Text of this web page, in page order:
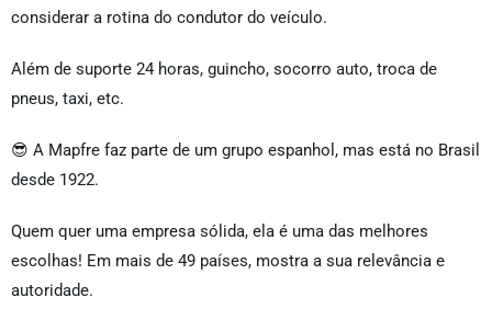
considerar a rotina do condutor do veículo.
Além de suporte 24 horas, guincho, socorro auto, troca de
pneus, taxi, etc.
😎 A Mapfre faz parte de um grupo espanhol, mas está no Brasil
desde 1922.
Quem quer uma empresa sólida, ela é uma das melhores
escolhas! Em mais de 49 países, mostra a sua relevância e
autoridade.